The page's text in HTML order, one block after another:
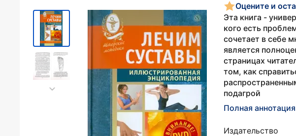
Оцените и
Эта книга -
кого есть
сочетает в себе
является
страницах
том, как
подагрой
Полная аннотация
Издательство